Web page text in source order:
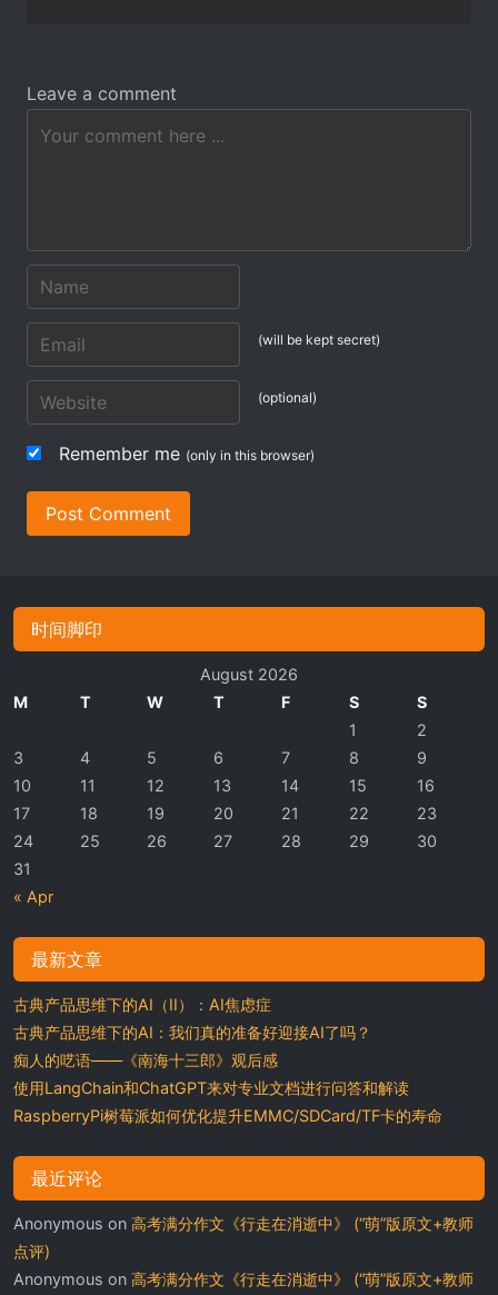
Leave a comment
(will be kept secret)
(optional)
Remember me (only in this browser)
Post Comment
时间脚印
August 2026
M
T W T F S S
« Apr
1
2
3
4 5 6 7 8
9
10
11 12 13 14 15
16
17
18 19 20 21 22
23
24
25 26 27 28 29
30
31
最新文章
古典产品思维下的AI（II）：AI焦虑症
古典产品思维下的AI：我们真的准备好迎接AI了吗？
痴人的呓语——《南海十三郎》观后感
使用LangChain和ChatGPT来对专业文档进行问答和解读
RaspberryPi树莓派如何优化提升EMMC/SDCard/TF卡的寿命
最近评论
Anonymous on 高考满分作文《行走在消逝中》 (“萌”版原文+教师
点评)
Anonymous on 高考满分作文《行走在消逝中》 (“萌”版原文+教师